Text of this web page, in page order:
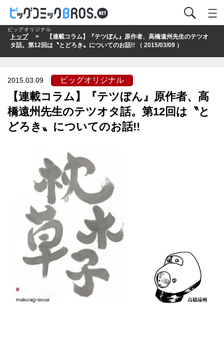
トップ> 【連載コラム】『テツぼん』原作者、高橋遠州先生のテツオ
タ話。第12回は〝とどろき〟についてのお話!! （ 2015/03/09 ）
ビッグオリジナル
2015.03.09
【連載コラム】『テツぼん』原作者、高
橋遠州先生のテツオタ話。第12回は〝と
どろき〟についてのお話!!
ビッグオリジナル